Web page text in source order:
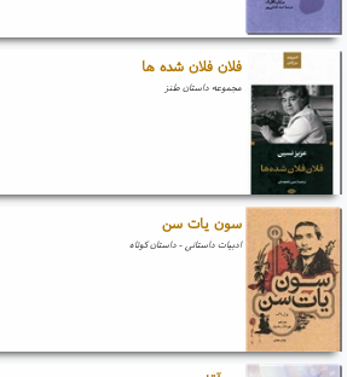
فلان فلان شده ها
مجموعه داستان طنز
سون یات سن
ادبیات داستانی - داستان کوتاه